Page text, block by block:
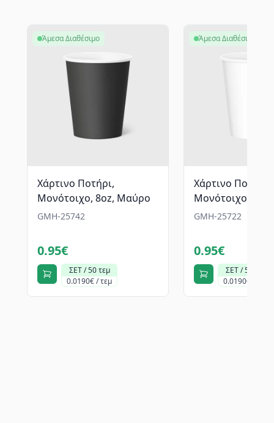
Xάρτινο Ποτήρι,
Μονότοιχο, 8oz, Μαύρο
GMH-25742
0.95€
ΣΕΤ / 50 τεμ
0.0190€ / τεμ
Άμεσα Διαθέσιμο
Xάρτινο Ποτήρι,
Μονότοιχο, 8oz,
GMH-25722
0.95€
ΣΕΤ / 50 τεμ
0.0190€ / τεμ
Άμεσα Διαθέσιμο